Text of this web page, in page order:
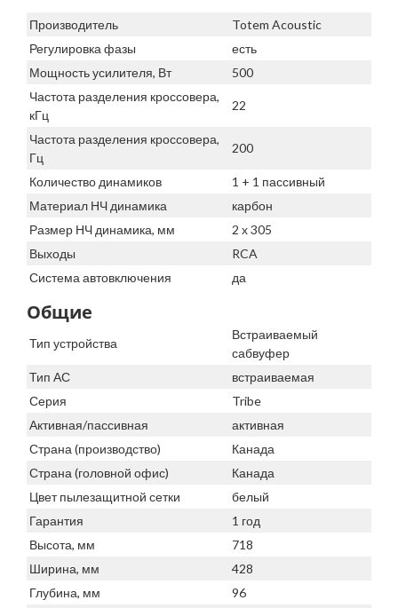
Производитель
Totem Acoustic
Регулировка фазы
есть
Мощность усилителя, Вт
500
Частота разделения кроссовера,
кГц
22
Частота разделения кроссовера,
Гц
200
Количество динамиков
1 + 1 пассивный
Материал НЧ динамика
карбон
Размер НЧ динамика, мм
2 х 305
Выходы
RCA
Система автовключения
да
Общие
Тип устройства
Встраиваемый
сабвуфер
Тип АС
встраиваемая
Серия
Tribe
Активная/пассивная
активная
Страна (производство)
Канада
Страна (головной офис)
Канада
Цвет пылезащитной сетки
белый
Гарантия
1 год
Высота, мм
718
Ширина, мм
428
Глубина, мм
96